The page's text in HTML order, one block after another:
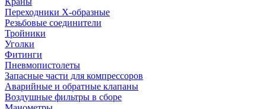
Переходники Х-образные
Резьбовые соединители
Тройники
Уголки
Фитинги
Пневмопистолеты
Запасные части для компрессоров
Аварийные и обратные клапаны
Воздушные фильтры в сборе